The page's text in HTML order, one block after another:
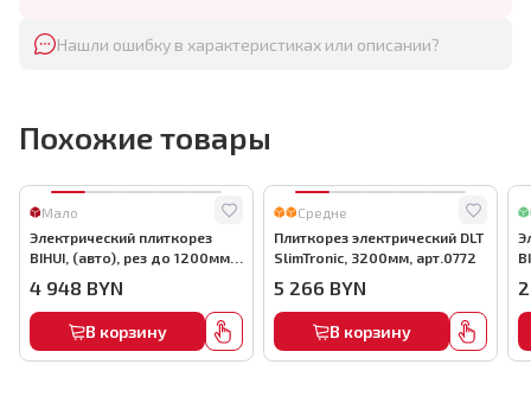
Нашли ошибку в характеристиках или описании?
Похожие товары
Мало
Электрический плиткорез
BIHUI, (авто), рез до 1200мм,
4 948 BYN
В корзину
Средне
Плиткорез электрический DLT
SlimTronic, 3200мм, арт.0772
5 266 BYN
В корзину